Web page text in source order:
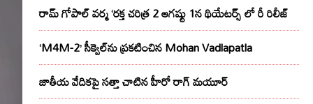
రామ్ గోపాల్ వర్మ ‘రక్త చరిత్ర 2 ఆగష్టు 1న థియేటర్స్ లో రీ రిలీజ్
‘M4M-2’ సీక్వెల్‌ను ప్రకటించిన Mohan Vadlapatla
జాతీయ వేదికపై సత్తా చాటిన హీరో రాగ్ మయూర్‌